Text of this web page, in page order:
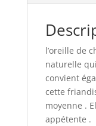
l’oreille de
naturelle
convient
cette
moyenne .
appétente .